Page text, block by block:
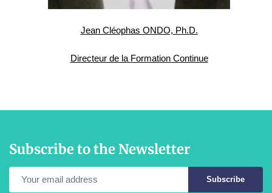
Jean Cléophas ONDO, Ph.D.
Directeur de la Formation Continue
Subscribe to the Newsletter
Subscribe